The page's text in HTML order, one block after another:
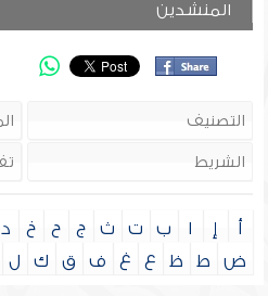
المنشدين
أ إ ا ب ت ث ج ح خ د
ض
ط ظ ع غ ف ق ك ل